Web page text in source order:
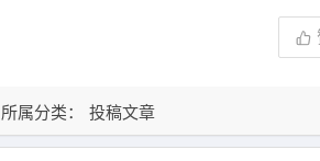
所属分类： 投稿文章